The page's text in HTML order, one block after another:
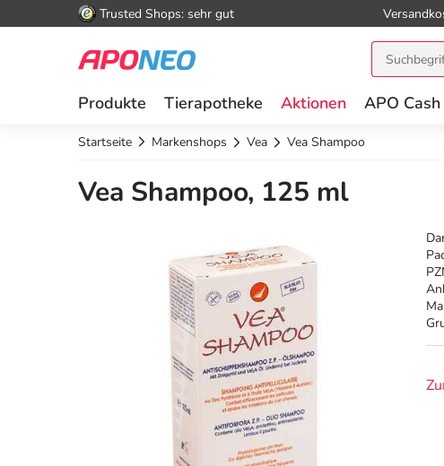
Trusted Shops: sehr gut
Produkte Tierapotheke Aktionen APO Cash
Startseite Markenshops Vea Vea Shampoo
Vea Shampoo, 125 ml